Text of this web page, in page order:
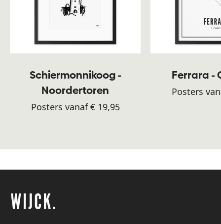
Schiermonnikoog -
Noordertoren
Posters vanaf € 19,95
Ferrara -
Posters